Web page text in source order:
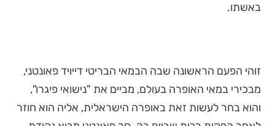
באשתו.
זוהי הפעם הראשונה שבה הבמאי הבריטי דייויד פאונטני,
מבכירי במאי האופרה בעולם, מביים את "נישואי פיגרו",
והוא בחר לעשות זאת באופרה הישראלית, אליה הוא חוזר